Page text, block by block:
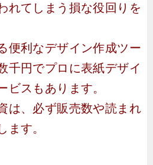
れてしまう損な役回りを
便利なデザイン作成ツー
千円でプロに表紙デザイ
ビスもあります。
は、必ず販売数や読まれ
ます。